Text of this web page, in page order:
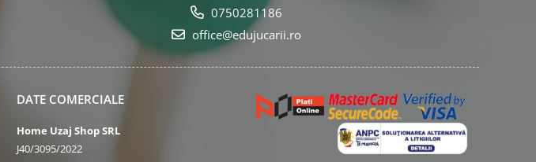
0750281186
office@edujucarii.ro
DATE COMERCIALE
Home Uzaj Shop SRL
J40/3095/2022